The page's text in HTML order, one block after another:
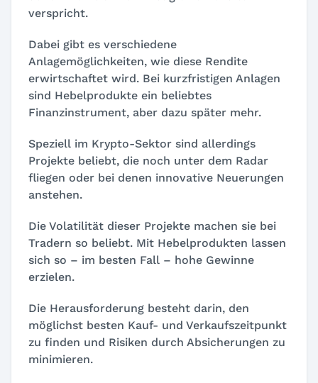
verspricht.
Dabei gibt es verschiedene
Anlagemöglichkeiten, wie diese Rendite
erwirtschaftet wird. Bei kurzfristigen Anlagen
sind Hebelprodukte ein beliebtes
Finanzinstrument, aber dazu später mehr.
Speziell im Krypto-Sektor sind allerdings
Projekte beliebt, die noch unter dem Radar
fliegen oder bei denen innovative Neuerungen
anstehen.
Die Volatilität dieser Projekte machen sie bei
Tradern so beliebt. Mit Hebelprodukten lassen
sich so – im besten Fall – hohe Gewinne
erzielen.
Die Herausforderung besteht darin, den
möglichst besten Kauf- und Verkaufszeitpunkt
zu finden und Risiken durch Absicherungen zu
minimieren.